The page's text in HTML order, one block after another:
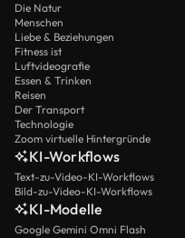
Die Natur
Menschen
Liebe & Beziehungen
Fitness ist
Luftvideografie
Essen & Trinken
Reisen
Der Transport
Technologie
Zoom virtuelle Hintergründe
KI-Workflows
Text-zu-Video-KI-Workflows
Bild-zu-Video-KI-Workflows
KI-Modelle
Google Gemini Omni Flash